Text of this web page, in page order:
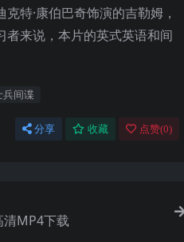
特·康伯巴奇饰演的吉勒姆，
来说，本片的英式英语和间
间谍
分享 收藏 点赞(0)
MP4下载